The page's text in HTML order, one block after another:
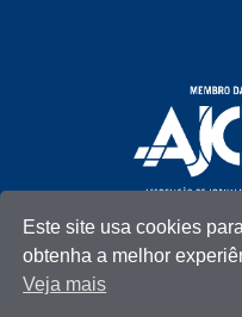
Este site usa cookies
obtenha a melhor
Veja mais